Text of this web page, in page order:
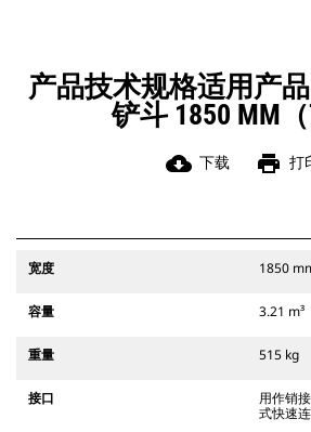
带式挖掘机和所
此外，还提供挖
与 CW 专用连接
用固定式快速连
用连接器采用楔
终稳固地连接附件
产品技术规格适用产
铲斗 1850 MM（
cloud_download 下载 print 打
宽度 1850
容量 3.21 m³
重量 515 kg
接口
用作销
式快速